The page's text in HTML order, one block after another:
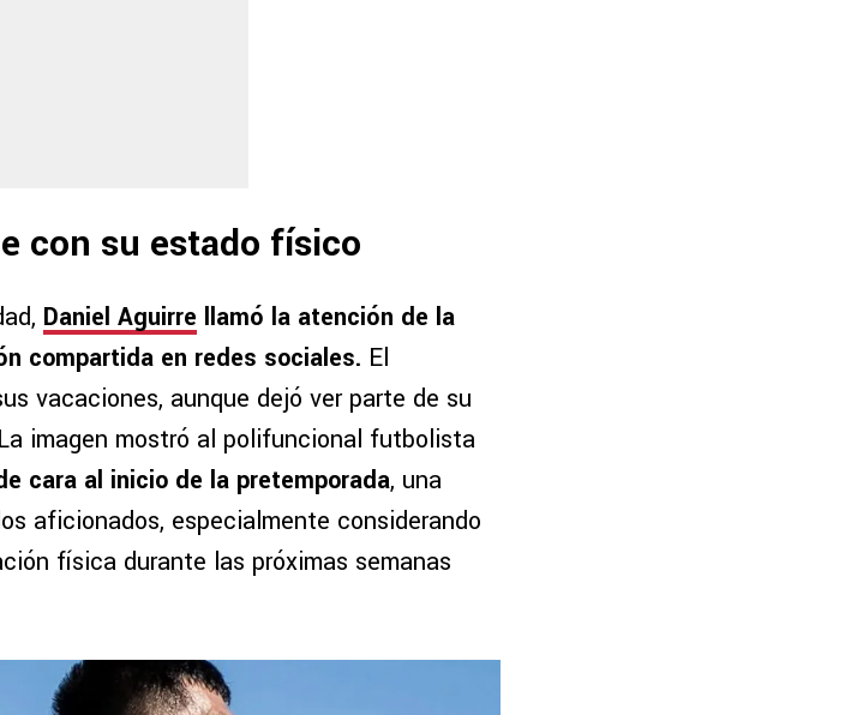
con su estado físico
Daniel Aguirre llamó la atención de la
compartida en redes sociales. El
vacaciones, aunque dejó ver parte de su
imagen mostró al polifuncional futbolista
cara al inicio de la pretemporada, una
aficionados, especialmente considerando
física durante las próximas semanas